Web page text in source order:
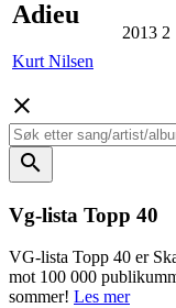
Adieu
Kurt Nilsen
2013 2
close
search
Vg-lista Topp 40
VG-lista Topp 40 er
mot 100 000
sommer! Les mer